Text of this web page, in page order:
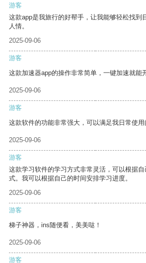
游客
这款app是我旅行的好帮手，让我能够轻松找到
人情。
2025-09-06
游客
这款加速器app的操作非常简单，一键加速就能
2025-09-06
游客
这款软件的功能非常强大，可以满足我日常使用
2025-09-06
游客
这款学习软件的学习方式非常灵活，可以根据
式。我可以根据自己的时间安排学习进度。
2025-09-06
游客
梯子神器，ins随便看，美美哒！
2025-09-06
游客